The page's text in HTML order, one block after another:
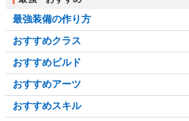
最強装備の作り方
おすすめクラス
おすすめビルド
おすすめアーツ
おすすめスキル